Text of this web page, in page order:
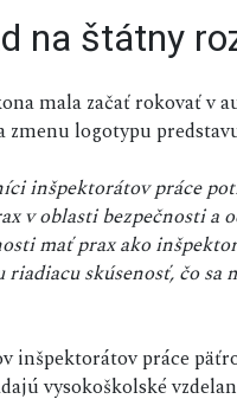
na štátny
mala začať rokovať v
logotypu
inšpektorátov práce
v oblasti bezpečnosti a
mať prax ako
skúsenosť, čo sa
inšpektorátov práce
vysokoškolské